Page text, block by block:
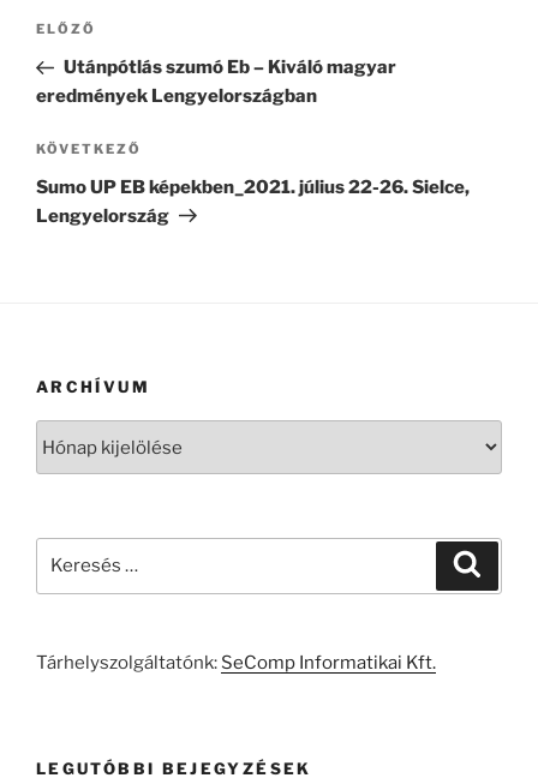
Bejegyzés
Korábbi
bejegyzés
ELŐZŐ
Utánpótlás szumó Eb – Kiváló magyar
eredmények Lengyelországban
Következő
bejegyzés
KÖVETKEZŐ
Sumo UP EB képekben_2021. július 22-26. Sielce,
Lengyelország
ARCHÍVUM
Tárhelyszolgáltatónk: SeComp Informatikai Kft.
LEGUTÓBBI BEJEGYZÉSEK